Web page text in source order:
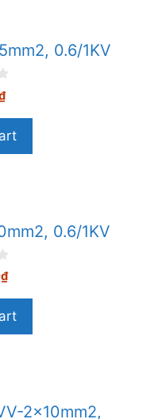
0.6/1KV
0.6/1KV
₫
2×10mm2,